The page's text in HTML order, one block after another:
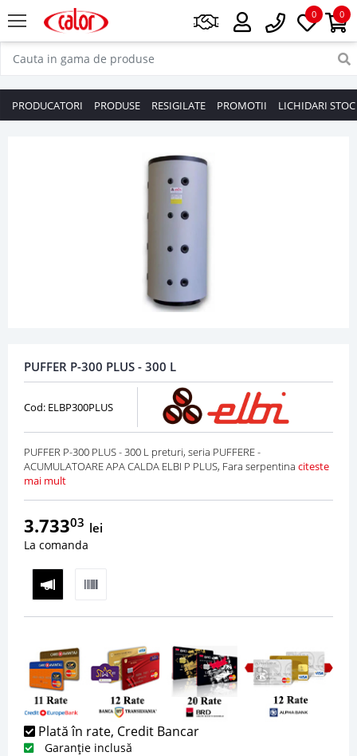
0
0
PRODUCATORI PRODUSE RESIGILATE PROMOTII LICHIDARI STOC
PUFFER P-300 PLUS - 300 L
Cod: ELBP300PLUS
PUFFER P-300 PLUS - 300 L preturi, seria PUFFERE -
ACUMULATOARE APA CALDA ELBI P PLUS, Fara serpentina citeste
mai mult
3.73303 lei
La comanda
Plată în rate, Credit Bancar
Garanție inclusă